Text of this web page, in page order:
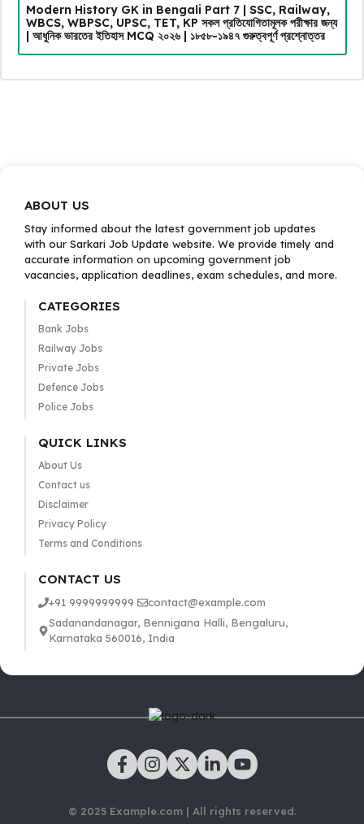
Modern History GK in Bengali Part 7 | SSC, Railway,
WBCS, WBPSC, UPSC, TET, KP সকল প্রতিযোগিতামূলক পরীক্ষার জন্য
| আধুনিক ভারতের ইতিহাস MCQ ২০২৬ | ১৮৫৮-১৯৪৭ গুরুত্বপূর্ণ প্রশ্নোত্তর
ABOUT US
Stay informed about the latest government job updates
with our Sarkari Job Update website. We provide timely and
accurate information on upcoming government job
vacancies, application deadlines, exam schedules, and more.
CATEGORIES
Bank Jobs
Railway Jobs
Private Jobs
Defence Jobs
Police Jobs
QUICK LINKS
About Us
Contact us
Disclaimer
Privacy Policy
Terms and Conditions
CONTACT US
+91 9999999999
contact@example.com
Sadanandanagar, Bennigana Halli, Bengaluru,
Karnataka 560016, India
© 2025 Example.com | All rights reserved.